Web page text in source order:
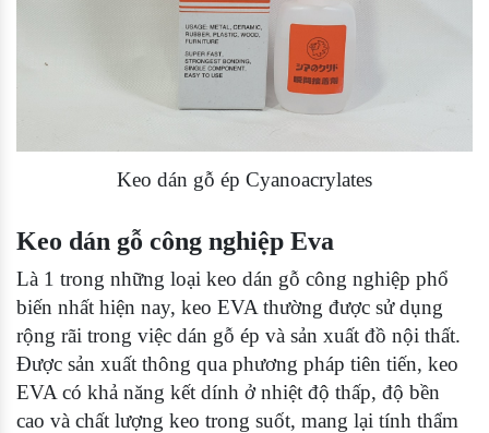
Keo dán gỗ ép Cyanoacrylates
Keo dán gỗ công nghiệp Eva
Là 1 trong những loại keo dán gỗ công nghiệp phổ
biến nhất hiện nay, keo EVA thường được sử dụng
rộng rãi trong việc dán gỗ ép và sản xuất đồ nội thất.
Được sản xuất thông qua phương pháp tiên tiến, keo
EVA có khả năng kết dính ở nhiệt độ thấp, độ bền
cao và chất lượng keo trong suốt, mang lại tính thẩm